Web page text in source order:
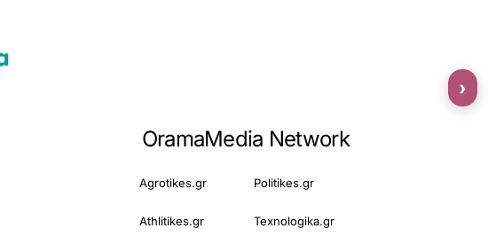
OramaMedia Network
Agrotikes.gr Politikes.gr
Athlitikes.gr Texnologika.gr
›